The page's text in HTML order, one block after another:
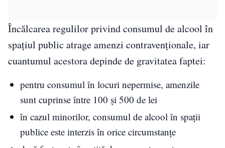
Încălcarea regulilor privind consumul de alcool în
spațiul public atrage amenzi contravenționale, iar
cuantumul acestora depinde de gravitatea faptei:
pentru consumul în locuri nepermise, amenzile
sunt cuprinse între 100 și 500 de lei
în cazul minorilor, consumul de alcool în spații
publice este interzis în orice circumstanțe